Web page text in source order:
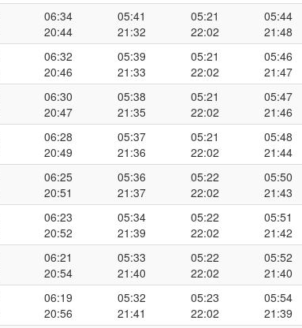
06:34
20:44
05:41
21:32
05:21
22:02
05:44
21:48
06:32
20:46
05:39
21:33
05:21
22:02
05:46
21:47
06:30
20:47
05:38
21:35
05:21
22:02
05:47
21:46
06:28
20:49
05:37
21:36
05:21
22:02
05:48
21:44
06:25
20:51
05:36
21:37
05:22
22:02
05:50
21:43
06:23
20:52
05:34
21:39
05:22
22:02
05:51
21:42
06:21
20:54
05:33
21:40
05:22
22:02
05:52
21:40
06:19
20:56
05:32
21:41
05:23
22:02
05:54
21:39